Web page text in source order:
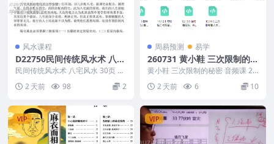
风水课程
D22750民间传统风水术 八宅
风水 30页免费百度盘下载
民间传统风水术 八宅风水 30页 编
号：D22750 八宅风水:八门套九星
八宅...2 天前 98 2
周易预测 易学
260731 黄小鞋 三次限制的秘
密 音频课
黄小鞋 三次限制的秘密 音频课 26
0731 以下内容为整理的相关资料
内容相关推...
2 天前 6 10
VIP VIP